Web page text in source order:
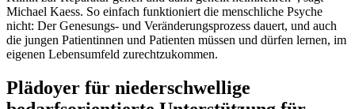
Michael Kaess. So einfach funktioniert die menschliche Psyche
nicht: Der Genesungs- und Veränderungsprozess dauert, und auch
die jungen Patientinnen und Patienten müssen und dürfen lernen, im
eigenen Lebensumfeld zurechtzukommen.
Plädoyer für niederschwellige